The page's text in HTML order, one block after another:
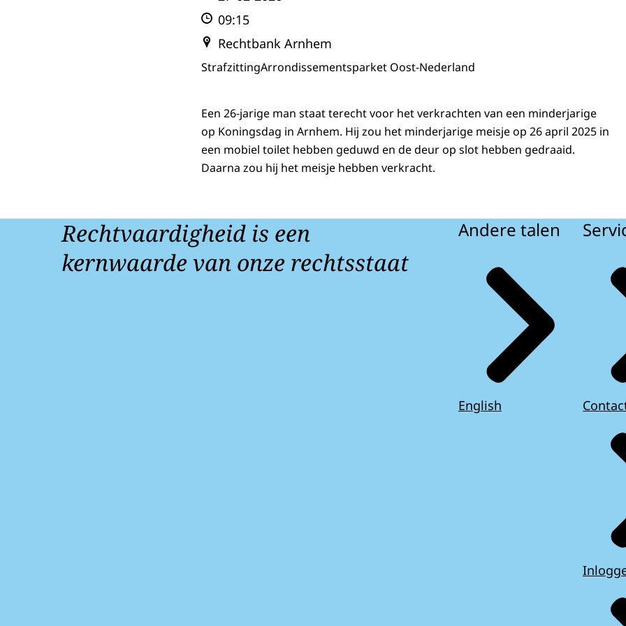
09:15
Rechtbank Arnhem
StrafzittingArrondissementsparket Oost-Nederland
Een 26-jarige man staat terecht voor het verkrachten van een minderjarige
op Koningsdag in Arnhem. Hij zou het minderjarige meisje op 26 april 2025 in
een mobiel toilet hebben geduwd en de deur op slot hebben gedraaid.
Daarna zou hij het meisje hebben verkracht.
Rechtvaardigheid is een
kernwaarde van onze rechtsstaat
Andere talen
English